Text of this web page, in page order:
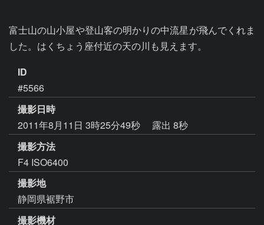
富士山の山小屋や登山客の明かりの中流星が飛んでくれま
した。はくちょう座付近の天の川も見えます。
ID
#5566
撮影日時
2011年8月11日 3時25分49秒
露出 8秒
撮影方法
F4 ISO6400
撮影地
静岡県裾野市
撮影機材